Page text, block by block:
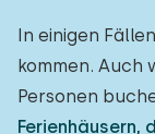
In einigen
kommen. Auch
Personen
Ferienhäusern,